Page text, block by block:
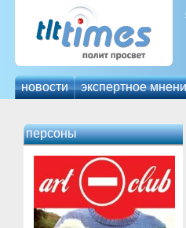
новости экспертное
персоны